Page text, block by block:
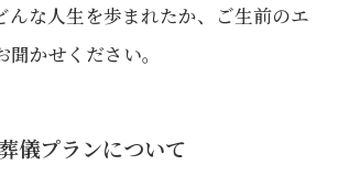
んな人生を歩まれたか、ご生前のエ
かせください。
儀プランについて